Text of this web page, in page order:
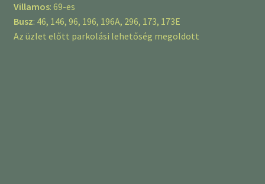
Villamos: 69-es
Busz: 46, 146, 96, 196, 196A, 296, 173, 173E
Az üzlet előtt parkolási lehetőség megoldott